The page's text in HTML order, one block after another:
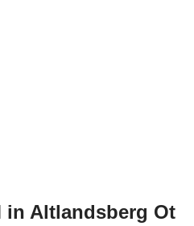
in Altlandsberg Ot